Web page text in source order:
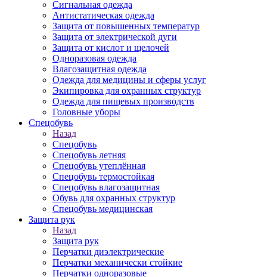
Сигнальная одежда
Антистатическая одежда
Защита от повышенных температур
Защита от электрической дуги
Защита от кислот и щелочей
Одноразовая одежда
Влагозащитная одежда
Одежда для медицины и сферы услуг
Экипировка для охранных структур
Одежда для пищевых производств
Головные уборы
Спецобувь
Назад
Спецобувь
Спецобувь летняя
Спецобувь утеплённая
Спецобувь термостойкая
Спецобувь влагозащитная
Обувь для охранных структур
Спецобувь медицинская
Защита рук
Назад
Защита рук
Перчатки диэлектрические
Перчатки механически стойкие
Перчатки одноразовые